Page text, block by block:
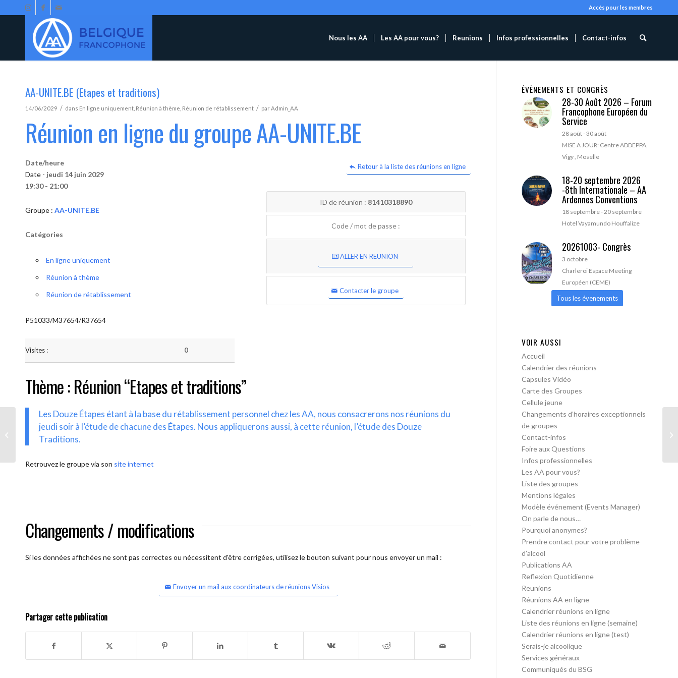
Accès pour les membres
Nous les AA Les AA pour vous? Reunions Infos professionnelles Contact-infos
AA-UNITE.BE (Etapes et traditions)
14/06/2029 / dans En ligne uniquement Réunion à thème Réunion de rétablissement / parAdmin_AA
Réunion en ligne du groupe AA-UNITE.BE
Retour à la liste des réunions en ligne
Date/heure
Date - jeudi 14 juin 2029
19:30 - 21:00
Groupe : AA-UNITE.BE
Catégories
En ligne uniquement
Réunion à thème
Réunion de rétablissement
P51033/M37654/R37654
Visites : 0
ID de réunion : 81410318890
Code / mot de passe :
ALLER EN REUNION
Contacter le groupe
Thème : Réunion “Etapes et traditions”
Les Douze Étapes étant à la base du rétablissement personnel chez les AA, nous consacrerons nos réunions du
jeudi soir à l’étude de chacune des Étapes. Nous appliquerons aussi, à cette réunion, l’étude des Douze
Traditions.
Retrouvez le groupe via son site internet
Changements / modifications
Si les données affichées ne sont pas correctes ou nécessitent d'être corrigées, utilisez le bouton suivant pour nous envoyer un mail :
Envoyer un mail aux coordinateurs de réunions Visios
Partager cette publication
ÉVÈNEMENTS ET CONGRÈS
28-30 Août 2026 – Forum
Francophone Européen du
Service
28 août-30 août
MISE A JOUR: Centre ADDEPPA,
Vigy , Moselle
18-20 septembre 2026
-8th Internationale – AA
Ardennes Conventions
18 septembre-20 septembre
Hotel Vayamundo Houffalize
20261003- Congrès
3 octobre
Charleroi Espace Meeting
Européen (CEME)
Tous les évenements
VOIR AUSSI
Accueil
Calendrier des réunions
Capsules Vidéo
Carte des Groupes
Cellule jeune
Changements d’horaires exceptionnels
de groupes
Contact-infos
Foire aux Questions
Infos professionnelles
Les AA pour vous?
Liste des groupes
Mentions légales
Modèle événement (Events Manager)
On parle de nous…
Pourquoi anonymes?
Prendre contact pour votre problème
d’alcool
Publications AA
Reflexion Quotidienne
Reunions
Réunions AA en ligne
Calendrier réunions en ligne
Liste des réunions en ligne (semaine)
Calendrier réunions en ligne (test)
Serais-je alcoolique
Services généraux
Communiqués du BSG
AA-UNITE.BE (Etapes et traditions)